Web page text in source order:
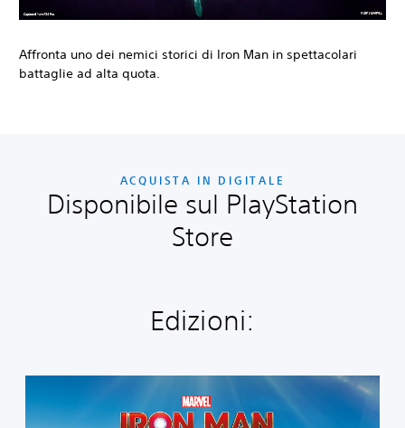
Affronta uno dei nemici storici di Iron Man in spettacolari
battaglie ad alta quota.
ACQUISTA IN DIGITALE
Disponibile sul PlayStation
Store
Edizioni:
r